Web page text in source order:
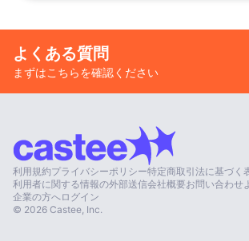
よくある質問
まずはこちらを確認ください
利用規約プライバシーポリシー特定商取引法に基づく
利用者に関する情報の外部送信会社概要お問い合わせ
企業の方へログイン
© 2026 Castee, Inc.